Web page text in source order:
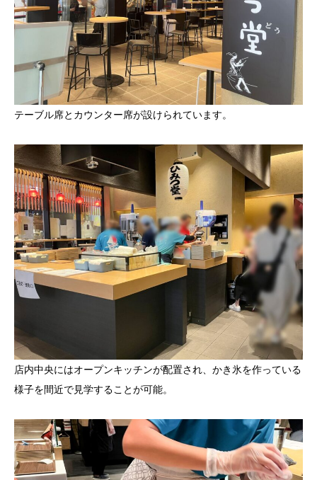
テーブル席とカウンター席が設けられています。
店内中央にはオープンキッチンが配置され、かき氷を作っている
様子を間近で見学することが可能。